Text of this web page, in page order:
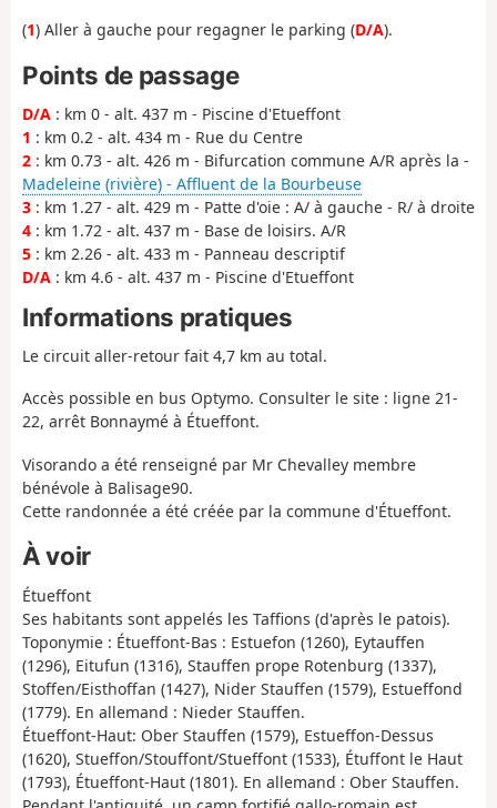
(1) Aller à gauche pour regagner le parking (D/A).
Points de passage
D/A : km 0 - alt. 437 m - Piscine d'Etueffont
1 : km 0.2 - alt. 434 m - Rue du Centre
2 : km 0.73 - alt. 426 m - Bifurcation commune A/R après la -
Madeleine (rivière) - Affluent de la Bourbeuse
3 : km 1.27 - alt. 429 m - Patte d'oie : A/ à gauche - R/ à droite
4 : km 1.72 - alt. 437 m - Base de loisirs. A/R
5 : km 2.26 - alt. 433 m - Panneau descriptif
D/A : km 4.6 - alt. 437 m - Piscine d'Etueffont
Informations pratiques
Le circuit aller-retour fait 4,7 km au total.
Accès possible en bus Optymo. Consulter le site : ligne 21-
22, arrêt Bonnaymé à Étueffont.
Visorando a été renseigné par Mr Chevalley membre
bénévole à Balisage90.
Cette randonnée a été créée par la commune d'Étueffont.
À voir
Étueffont
Ses habitants sont appelés les Taffions (d'après le patois).
Toponymie : Étueffont-Bas : Estuefon (1260), Eytauffen
(1296), Eitufun (1316), Stauffen prope Rotenburg (1337),
Stoffen/Eisthoffan (1427), Nider Stauffen (1579), Estueffond
(1779). En allemand : Nieder Stauffen.
Étueffont-Haut: Ober Stauffen (1579), Estueffon-Dessus
(1620), Stueffon/Stouffont/Stueffont (1533), Étuffont le Haut
(1793), Étueffont-Haut (1801). En allemand : Ober Stauffen.